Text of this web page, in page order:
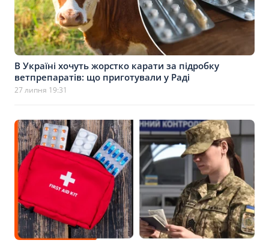
В Україні хочуть жорстко карати за підробку
ветпрепаратів: що приготували у Раді
27 липня 19:31